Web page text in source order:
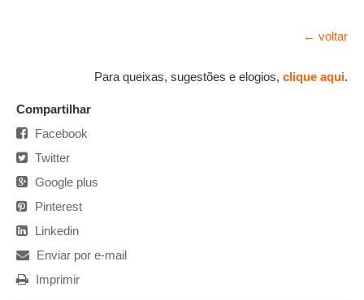
← voltar
Para queixas, sugestões e elogios, clique aqui.
Compartilhar
Facebook
Twitter
Google plus
Pinterest
Linkedin
Enviar por e-mail
Imprimir